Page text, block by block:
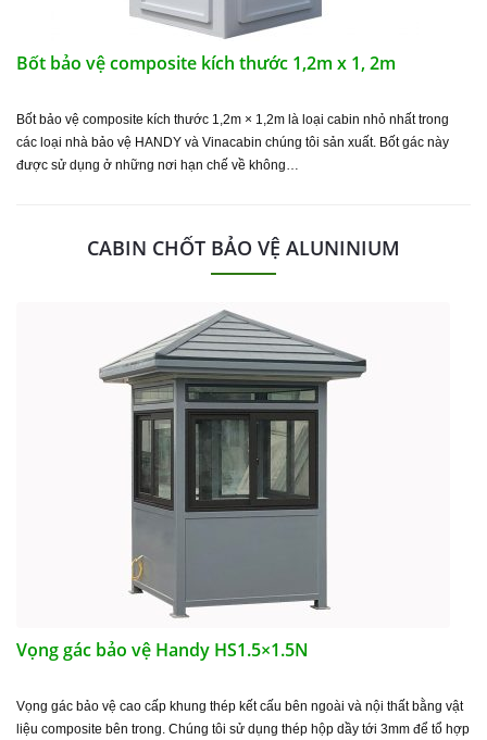
Bốt bảo vệ composite kích thước 1,2m x 1, 2m
Bốt bảo vệ composite kích thước 1,2m × 1,2m là loại cabin nhỏ nhất trong
các loại nhà bảo vệ HANDY và Vinacabin chúng tôi sản xuất. Bốt gác này
được sử dụng ở những nơi hạn chế về không…
CABIN CHỐT BẢO VỆ ALUNINIUM
Vọng gác bảo vệ Handy HS1.5×1.5N
Vọng gác bảo vệ cao cấp khung thép kết cấu bên ngoài và nội thất bằng vật
liệu composite bên trong. Chúng tôi sử dụng thép hộp dầy tới 3mm để tổ hợp